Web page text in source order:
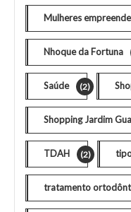
Mulheres
Nhoque da Fortuna
Saúde (2)
Shopping Jardim
TDAH (2)
tratamento